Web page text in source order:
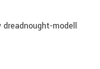
dreadnought-modell